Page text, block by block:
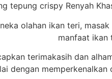
tepung crispy Renyah
terimakasih dan
dengan memperkenalkan